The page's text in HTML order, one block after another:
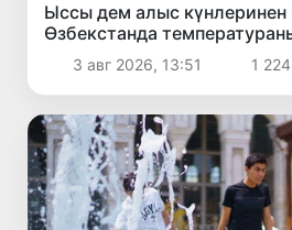
Ыссы дем алыс күнлеринен
Өзбекстанда
төменлеўи күтилмекте
3 авг 2026, 13:51 1 224